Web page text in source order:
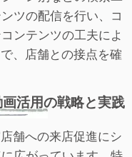
ツの配信を行い、コ
ンテンツの工夫によ
、店舗との接点を確
活用の戦略と実践
舗への来店促進にシ